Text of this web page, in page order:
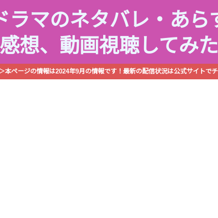
ラマのネタバレ・あら
感想、動画視聴してみた
本ページの情報は2024年9月の情報です！最新の配信状況は公式サイトで